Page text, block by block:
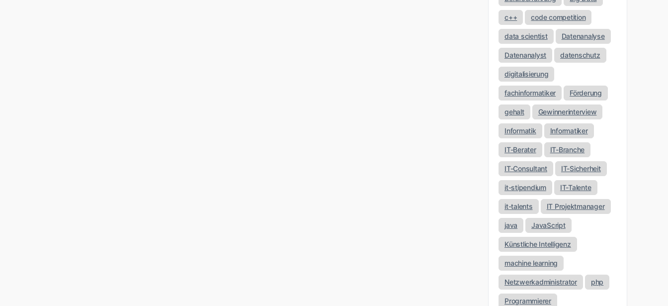
c++ code competition
data scientist Datenanalyse
Datenanalyst datenschutz
digitalisierung
fachinformatiker Förderung
gehalt Gewinnerinterview
Informatik Informatiker
IT-Berater IT-Branche
IT-Consultant IT-Sicherheit
it-stipendium IT-Talente
it-talents IT Projektmanager
java JavaScript
Künstliche Intelligenz
machine learning
Netzwerkadministrator php
Programmierer